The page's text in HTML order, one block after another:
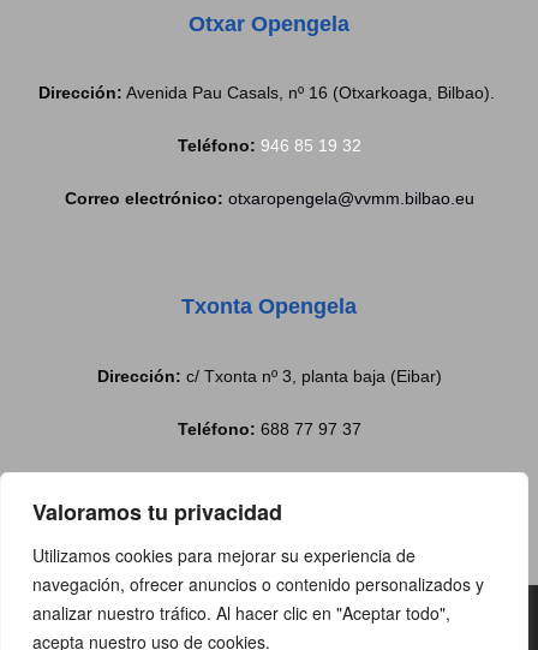
Valoramos tu privacidad
Utilizamos cookies para mejorar su experiencia de
navegación, ofrecer anuncios o contenido personalizados y
analizar nuestro tráfico. Al hacer clic en "Aceptar todo",
acepta nuestro uso de cookies.
Otxar Opengela
Dirección: Avenida Pau Casals, nº 16 (Otxarkoaga, Bilbao).
Teléfono: 946 85 19 32
Correo electrónico: otxaropengela@vvmm.bilbao.eu
Txonta Opengela
Dirección: c/ Txonta nº 3, planta baja (Eibar)
Teléfono: 688 77 97 37
Copyright@2019 | Todos los